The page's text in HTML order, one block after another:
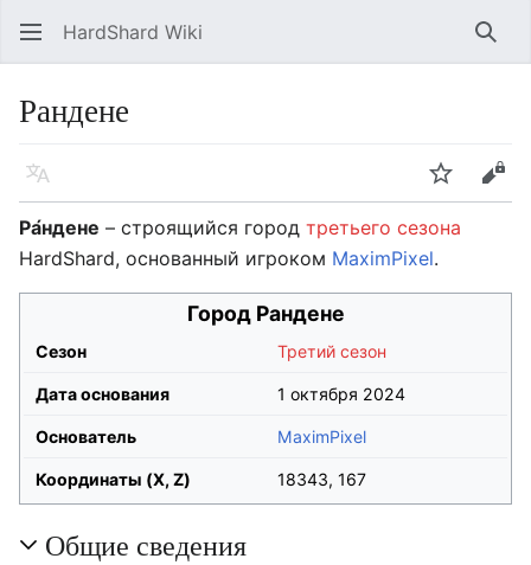
HardShard Wiki
Рандене
Язык Следить
Ра́ндене – строящийся город третьего сезона
HardShard, основанный игроком MaximPixel.
Город Рандене
Сезон Третий сезон
Дата основания 1 октября 2024
Основатель MaximPixel
Координаты (X, Z) 18343, 167
Общие сведения